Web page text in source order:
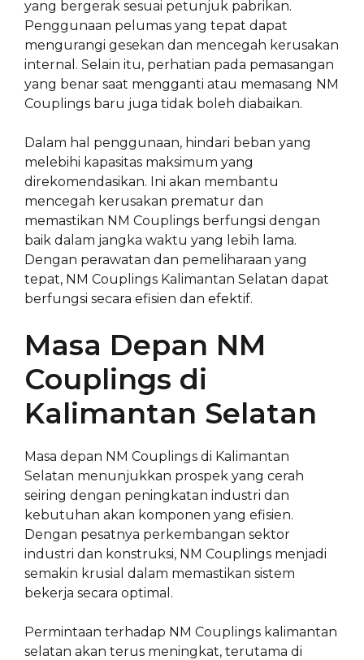
yang bergerak sesuai petunjuk pabrikan.
Penggunaan pelumas yang tepat dapat
mengurangi gesekan dan mencegah kerusakan
internal. Selain itu, perhatian pada pemasangan
yang benar saat mengganti atau memasang NM
Couplings baru juga tidak boleh diabaikan.
Dalam hal penggunaan, hindari beban yang
melebihi kapasitas maksimum yang
direkomendasikan. Ini akan membantu
mencegah kerusakan prematur dan
memastikan NM Couplings berfungsi dengan
baik dalam jangka waktu yang lebih lama.
Dengan perawatan dan pemeliharaan yang
tepat, NM Couplings Kalimantan Selatan dapat
berfungsi secara efisien dan efektif.
Masa Depan NM
Couplings di
Kalimantan Selatan
Masa depan NM Couplings di Kalimantan
Selatan menunjukkan prospek yang cerah
seiring dengan peningkatan industri dan
kebutuhan akan komponen yang efisien.
Dengan pesatnya perkembangan sektor
industri dan konstruksi, NM Couplings menjadi
semakin krusial dalam memastikan sistem
bekerja secara optimal.
Permintaan terhadap NM Couplings kalimantan
selatan akan terus meningkat, terutama di